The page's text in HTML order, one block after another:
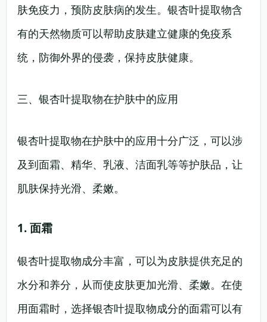
肤免疫力，预防皮肤病的发生。银杏叶提取物含
有的天然物质可以帮助皮肤建立健康的免疫系
统，防御外界的侵袭，保持皮肤健康。
三、银杏叶提取物在护肤中的应用
银杏叶提取物在护肤中的应用十分广泛，可以涉
及到面霜、精华、乳液、洁面乳等等护肤品，让
肌肤保持光滑、柔嫩。
1. 面霜
银杏叶提取物成分丰富，可以为皮肤提供充足的
水分和养分，从而使皮肤更加光滑、柔嫩。在使
用面霜时，选择银杏叶提取物成分的面霜可以有